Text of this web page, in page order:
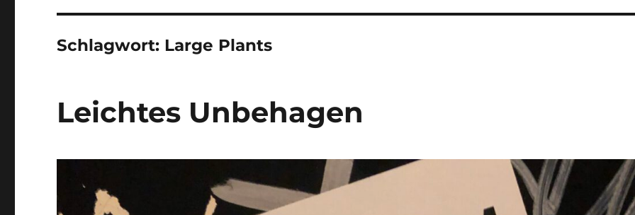
Schlagwort: Large Plants
Leichtes Unbehagen